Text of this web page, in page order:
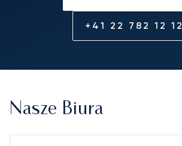
+41 22 782 12 12
Nasze Biura